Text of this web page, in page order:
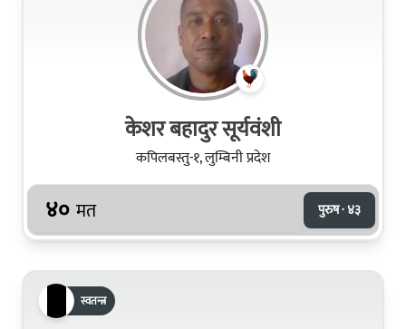
केशर बहादुर सूर्यवंशी
कपिलबस्तु-१, लुम्बिनी प्रदेश
४० मत पुरुष · ४३
स्वतन्त्र